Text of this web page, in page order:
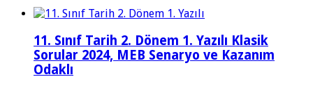
11. Sınıf Tarih 2. Dönem 1. Yazılı Klasik
Sorular 2024, MEB Senaryo ve Kazanım
Odaklı